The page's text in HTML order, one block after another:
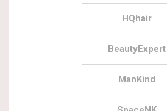
HQhair
BeautyExpert
ManKind